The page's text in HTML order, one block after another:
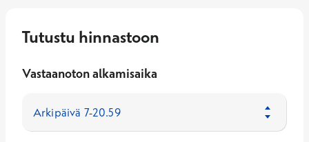
Tutustu hinnastoon
Vastaanoton alkamisaika